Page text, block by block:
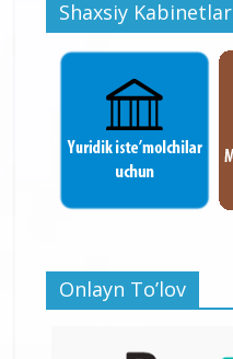
Shaxsiy Kabinetlar
Onlayn To’lov